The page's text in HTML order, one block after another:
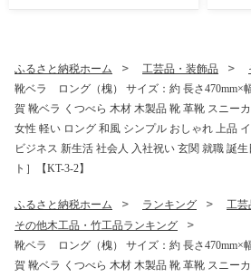
スポーツ 防災 災害 地震 非常
食 常備食 備蓄 受験 受験応援
新生活 大塚製薬】MS-2
製
定
ふるさと納税ホーム 工芸品・装飾品
靴ベラ ロング（槐） サイズ：約 長さ470mm×
賀 靴ベラ くつべら 木材 木製品 靴 革靴 スニー
女性 軽い ロング 和風 シンプル おしゃれ 上品
ビジネス 新生活 社会人 入社祝い 玄関 就職 誕
ト］【KT-3-2】
ふるさと納税ホーム ランキング
工
その他木工品・竹工品ランキング
靴ベラ ロング（槐） サイズ：約 長さ470mm×
賀 靴ベラ くつべら 木材 木製品 靴 革靴 スニー